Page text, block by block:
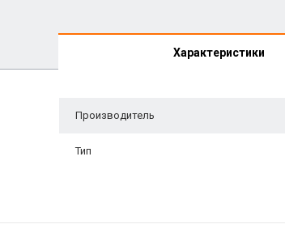
Характеристики
Производитель
Тип